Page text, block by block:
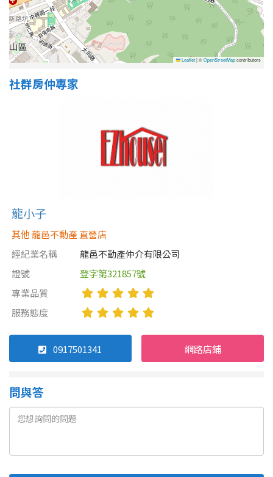
Leaflet|©OpenStreetMapcontributors
社群房仲專家
龍小子
其他 龍邑不動產 直營店
經紀業名稱
龍邑不動產仲介有限公司
證號
登字第321857號
專業品質
服務態度
0917501341 網路店鋪
問與答